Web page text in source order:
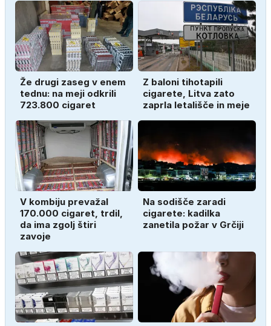
Že drugi zaseg v enem
tednu: na meji odkrili
723.800 cigaret
Z baloni tihotapili
cigarete, Litva zato
zaprla letališče in meje
V kombiju prevažal
170.000 cigaret, trdil,
da ima zgolj štiri
zavoje
Na sodišče zaradi
cigarete: kadilka
zanetila požar v Grčiji